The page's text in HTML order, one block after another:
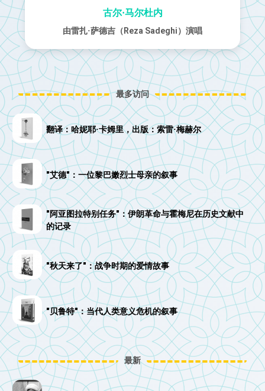
古尔·马尔杜内
由雷扎·萨德吉（Reza Sadeghi）演唱
最多访问
翻译：哈妮耶·卡姆里，出版：索雷·梅赫尔
"艾德"：一位黎巴嫩烈士母亲的叙事
"阿亚图拉特别任务"：伊朗革命与霍梅尼在历史文献中
的记录
"秋天来了"：战争时期的爱情故事
"贝鲁特"：当代人类意义危机的叙事
最新